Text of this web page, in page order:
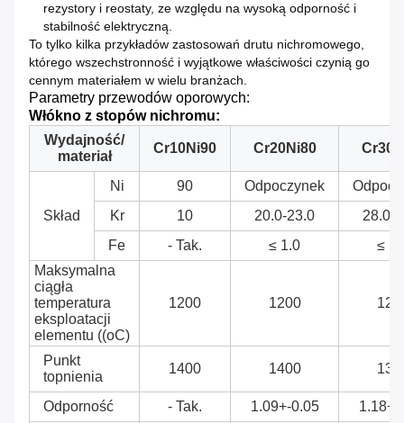
rezystory i reostaty, ze względu na wysoką odporność i
stabilność elektryczną.
To tylko kilka przykładów zastosowań drutu nichromowego,
którego wszechstronność i wyjątkowe właściwości czynią go
cennym materiałem w wielu branżach.
Parametry przewodów oporowych:
Włókno z stopów nichromu:
Wydajność/
materiał
Cr10Ni90 Cr20Ni80
Skład
Ni 90 Odpoczynek
Kr
10 20.0-23.0
28.0-
Fe
- Tak. ≤ 1.0
≤
Maksymalna
ciągła
temperatura
eksploatacji
elementu ((oC)
1200 1200
Punkt
topnienia
1400 1400
Odporność - Tak. 1.09+-0.05
1.18+-